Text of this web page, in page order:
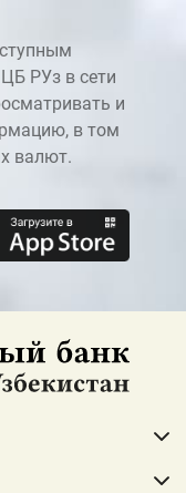
РУз в сети
и
в том
валют.